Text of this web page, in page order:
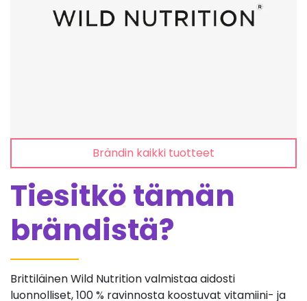
Brändin kaikki tuotteet
Tiesitkö tämän
brändistä?
Brittiläinen Wild Nutrition valmistaa aidosti
luonnolliset, 100 % ravinnosta koostuvat vitamiini- ja